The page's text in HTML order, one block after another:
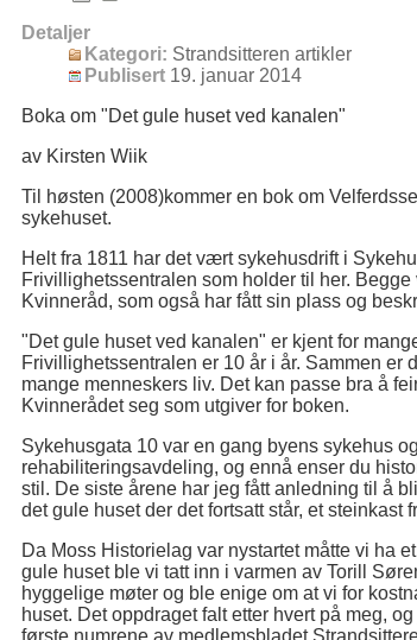
Detaljer
Kategori: Strandsitteren artikler
Publisert 19. januar 2014
Boka om "Det gule huset ved kanalen"
av Kirsten Wiik
Til høsten (2008)kommer en bok om
sykehuset.
Helt fra 1811 har det vært sykehusdrift i
Frivillighetssentralen som holder til her.
Kvinneråd, som også har fått sin plass og
"Det gule huset ved kanalen" er kjent for
Frivillighetssentralen er 10 år i år. Sammen
mange menneskers liv. Det kan passe bra å
Kvinnerådet seg som utgiver for boken.
Sykehusgata 10 var en gang byens sykehus
rehabiliteringsavdeling, og ennå enser du
stil. De siste årene har jeg fått anledning til å
det gule huset der det fortsatt står, et steinkast
Da Moss Historielag var nystartet måtte vi ha
gule huset ble vi tatt inn i varmen av Torill
hyggelige møter og ble enige om at vi for
huset. Det oppdraget falt etter hvert på meg,
første numrene av medlemsbladet